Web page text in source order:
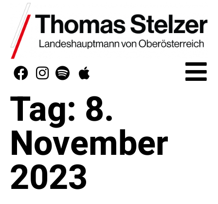
Tag: 8.
November
2023